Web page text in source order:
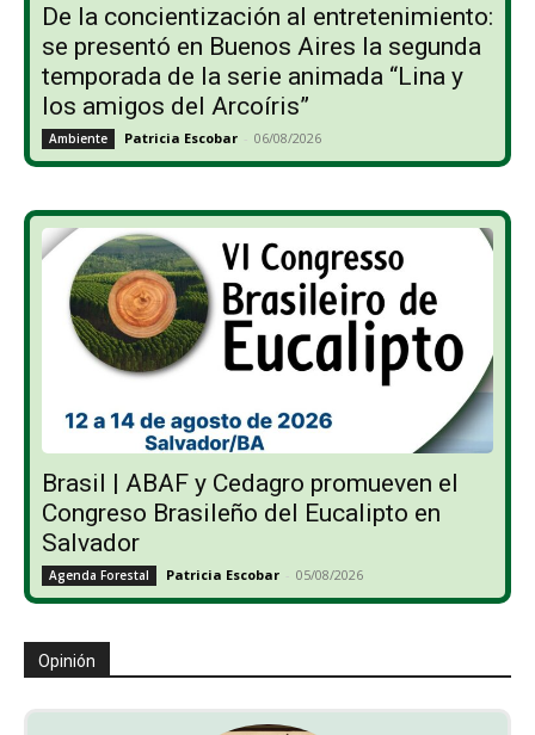
De la concientización al entretenimiento:
se presentó en Buenos Aires la segunda
temporada de la serie animada “Lina y
los amigos del Arcoíris”
Ambiente Patricia Escobar - 06/08/2026
Brasil | ABAF y Cedagro promueven el
Congreso Brasileño del Eucalipto en
Salvador
Agenda Forestal Patricia Escobar - 05/08/2026
Opinión